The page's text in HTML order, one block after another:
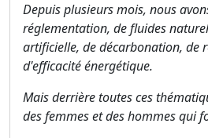
Depuis plusieurs mois, nous
réglementation, de fluides
artificielle, de décarbonation, de
d'efficacité énergétique.
Mais derrière toutes ces
des femmes et des hommes qui